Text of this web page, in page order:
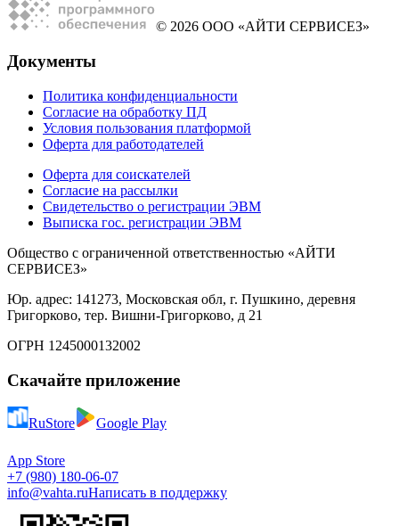
© 2026 ООО «АЙТИ СЕРВИСЕЗ»
Документы
Политика конфиденциальности
Согласие на обработку ПД
Условия пользования платформой
Оферта для работодателей
Оферта для соискателей
Согласие на рассылки
Свидетельство о регистрации ЭВМ
Выписка гос. регистрации ЭВМ
Общество с ограниченной ответственностью «АЙТИ
СЕРВИСЕЗ»
Юр. адрес: 141273, Московская обл, г. Пушкино, деревня
Григорково, тер. Вишни-Григорково, д 21
ОГРН 1245000132002
Скачайте приложение
RuStore Google Play
App Store
+7 (980) 180-06-07
info@vahta.ruНаписать в поддержку